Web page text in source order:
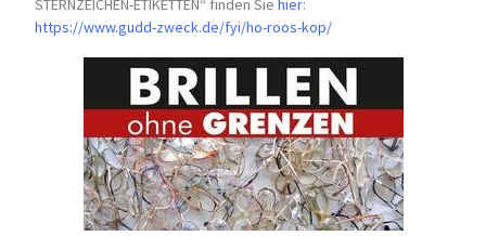
STERNZEICHEN-ETIKETTEN“ finden Siehier:
https://www.gudd-zweck.de/fyi/ho-roos-kop/